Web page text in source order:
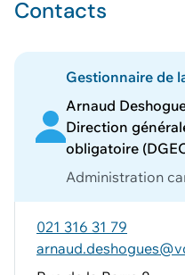
Contacts
Gestionnaire de
Arnaud
Direction
obligatoire
Administration
021 316 31 79